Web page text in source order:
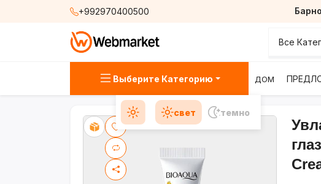
+992970400500
Все
Выберите Категорию ДОМ
свет темно